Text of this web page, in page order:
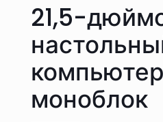
21,5-
моноблок